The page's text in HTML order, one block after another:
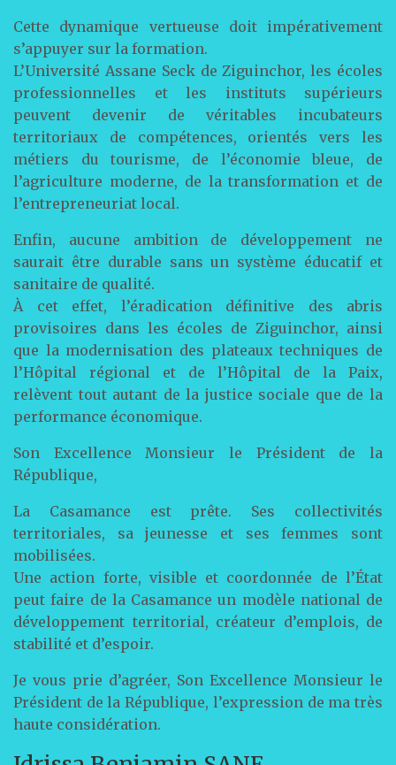
Cette dynamique vertueuse doit impérativement
s’appuyer sur la formation.
L’Université Assane Seck de Ziguinchor, les écoles
professionnelles et les instituts supérieurs
peuvent devenir de véritables incubateurs
territoriaux de compétences, orientés vers les
métiers du tourisme, de l’économie bleue, de
l’agriculture moderne, de la transformation et de
l’entrepreneuriat local.
Enfin, aucune ambition de développement ne
saurait être durable sans un système éducatif et
sanitaire de qualité.
À cet effet, l’éradication définitive des abris
provisoires dans les écoles de Ziguinchor, ainsi
que la modernisation des plateaux techniques de
l’Hôpital régional et de l’Hôpital de la Paix,
relèvent tout autant de la justice sociale que de la
performance économique.
Son Excellence Monsieur le Président de la
République,
La Casamance est prête. Ses collectivités
territoriales, sa jeunesse et ses femmes sont
mobilisées.
Une action forte, visible et coordonnée de l’État
peut faire de la Casamance un modèle national de
développement territorial, créateur d’emplois, de
stabilité et d’espoir.
Je vous prie d’agréer, Son Excellence Monsieur le
Président de la République, l’expression de ma très
haute considération.